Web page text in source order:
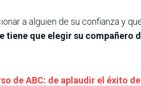
a alguien de su confianza y
tiene que elegir su compañero
de ABC: de aplaudir el éxito